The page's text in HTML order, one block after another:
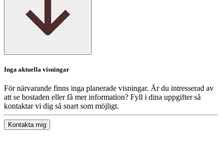
Inga aktuella visningar
För närvarande finns inga planerade visningar. Är du intresserad av
att se bostaden eller få mer information? Fyll i dina uppgifter så
kontaktar vi dig så snart som möjligt.
Kontakta mig